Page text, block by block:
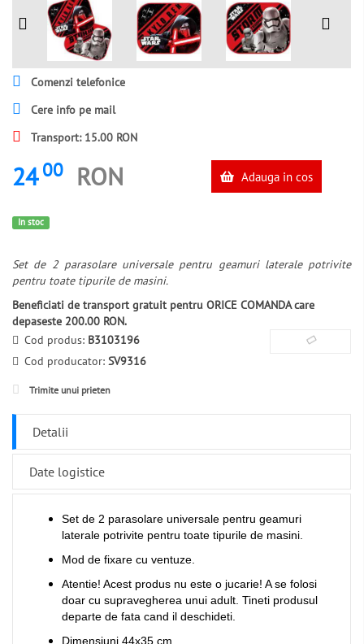
Comenzi telefonice
Cere info pe mail
Transport: 15.00 RON
24 00 RON Adauga in cos
In stoc
Set de 2 parasolare universale pentru geamuri laterale potrivite
pentru toate tipurile de masini.
Beneficiati de transport gratuit pentru ORICE COMANDA care
depaseste 200.00 RON.
Cod produs: B3103196
Cod producator: SV9316
Trimite unui prieten
Detalii
Date logistice
Set de 2 parasolare universale pentru geamuri
laterale potrivite pentru toate tipurile de masini.
Mod de fixare cu ventuze.
Atentie! Acest produs nu este o jucarie! A se folosi
doar cu supravegherea unui adult. Tineti produsul
departe de fata cand il deschideti.
Dimensiuni 44x35 cm.